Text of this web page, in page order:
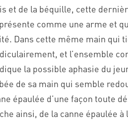
et de la béquille, cette
comme une arme et
Dans cette même main qui
et l’ensemble
la possible aphasie du
de sa main qui semble
épaulée d’une façon toute
ainsi, de la canne épaulée à